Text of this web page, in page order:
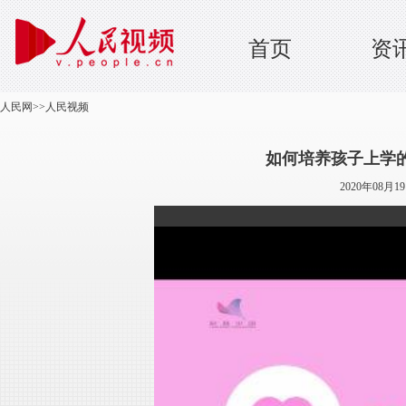
首页 资
人民网>> 人民视频
如何培养孩子上学
2020年08月